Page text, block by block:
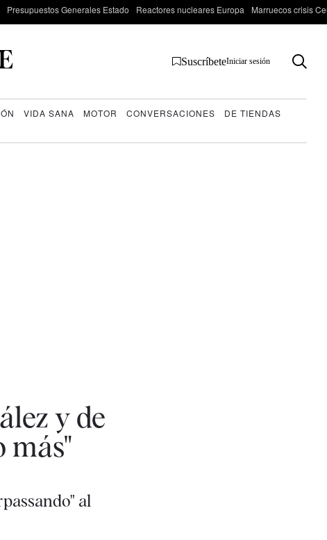
Presupuestos Generales Estado Reactores nucleares Europa Marruecos crisis
SuscríbeteIniciar sesión
VIDA SANA MOTOR CONVERSACIONES
DE TIENDAS
y de
más"
al